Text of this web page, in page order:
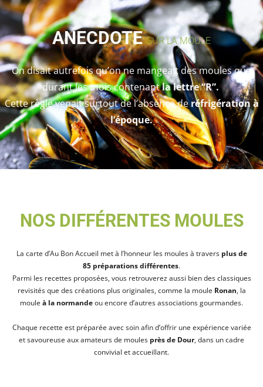
ANECDOTESUR LA MOULE
On disait autrefois qu’on ne mangeait des moules que
durant les mois contenantlalettre “R”.
Cette règle venait surtout de l’absence deréfrigération à
l’époque.
NOS DIFFÉRENTES MOULES
La carte d’Au Bon Accueil met à l’honneur les moules à travers plus de
85 préparations différentes.
Parmi les recettes proposées, vous retrouverez aussi bien des classiques
revisités que des créations plus originales, comme la moule Ronan, la
moule à la normandeou encore d’autres associations gourmandes.
Chaque recette est préparée avec soin afin d’offrir une expérience variée
et savoureuse aux amateurs de moules près de Dour, dans un cadre
convivial et accueillant.